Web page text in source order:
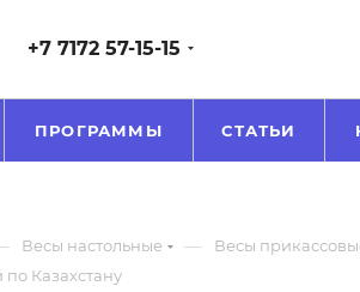
+7 7172 57-15-15
ПРОГРАММЫ СТАТЬИ
Весы настольные — Весы
по Казахстану